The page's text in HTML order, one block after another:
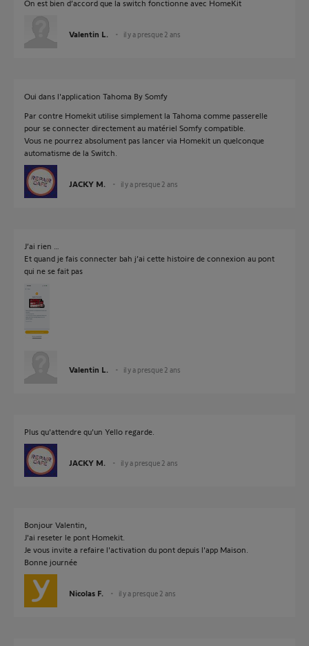
On est bien d’accord que la switch fonctionne avec HomeKit
Valentin L. il y a presque 2 ans
Oui dans l'application Tahoma By Somfy
Par contre Homekit utilise simplement la Tahoma comme passerelle
pour se connecter directement au matériel Somfy compatible.
Vous ne pourrez absolument pas lancer via Homekit un quelconque
automatisme de la Switch.
JACKY M. il y a presque 2 ans
J’ai rien …
Et quand je fais connecter bah j’ai cette histoire de connexion au pont
qui ne se fait pas
Valentin L. il y a presque 2 ans
Plus qu'attendre qu'un Yello regarde.
JACKY M. il y a presque 2 ans
Bonjour Valentin,
J'ai reseter le pont Homekit.
Je vous invite a refaire l'activation du pont depuis l'app Maison.
Bonne journée
Nicolas F. il y a presque 2 ans